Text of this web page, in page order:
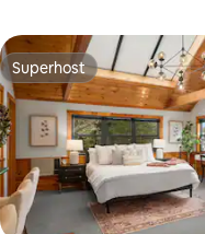
Superhost
Superhost